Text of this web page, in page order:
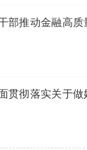
部推动金融高
贯彻落实关于